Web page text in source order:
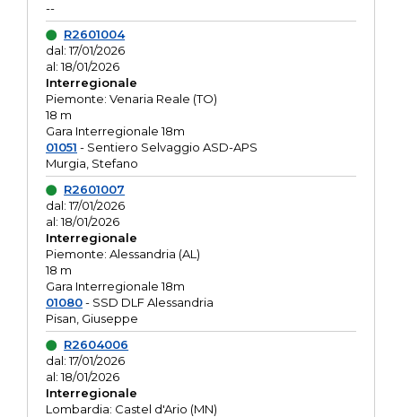
--
R2601004
dal: 17/01/2026
al: 18/01/2026
Interregionale
Piemonte: Venaria Reale (TO)
18 m
Gara Interregionale 18m
01051 - Sentiero Selvaggio ASD-APS
Murgia, Stefano
R2601007
dal: 17/01/2026
al: 18/01/2026
Interregionale
Piemonte: Alessandria (AL)
18 m
Gara Interregionale 18m
01080- SSD DLF Alessandria
Pisan, Giuseppe
R2604006
dal: 17/01/2026
al: 18/01/2026
Interregionale
Lombardia: Castel d'Ario (MN)